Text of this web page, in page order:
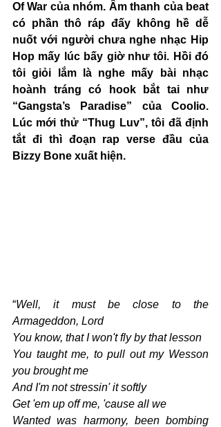
Of War của nhóm. Âm thanh của beat
có phần thô ráp đấy không hề dễ
nuốt với người chưa nghe nhạc Hip
Hop mấy lúc bấy giờ như tôi. Hồi đó
tôi giỏi lắm là nghe mấy bài nhạc
hoành tráng có hook bắt tai như
“Gangsta’s Paradise” của Coolio.
Lúc mới thử “Thug Luv”, tôi đã định
tắt đi thì đoạn rap verse đầu của
Bizzy Bone xuất hiện.
“Well, it must be close to the
Armageddon, Lord
You know, that I won't fly by that lesson
You taught me, to pull out my Wesson
you brought me
And I'm not stressin' it softly
Get 'em up off me, 'cause all we
Wanted was harmony, been bombing